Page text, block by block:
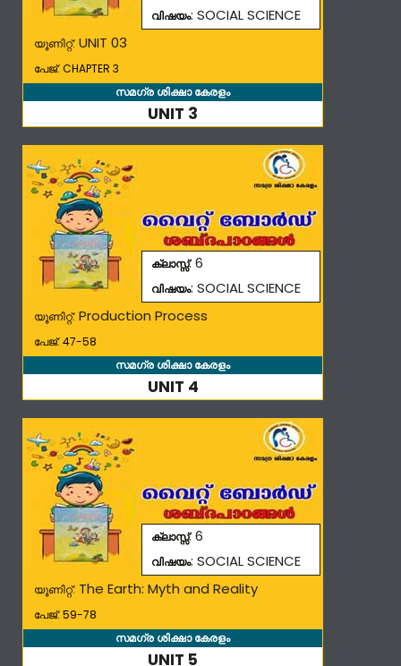
വിഷയം: SOCIAL SCIENCE
യൂണിറ്റ്: UNIT 03
പേജ്: CHAPTER 3
സമഗ്ര ശിക്ഷാ കേരളം
UNIT 3
ക്ലാസ്സ്: 6
വിഷയം: SOCIAL SCIENCE
യൂണിറ്റ്: Production Process
പേജ്: 47-58
സമഗ്ര ശിക്ഷാ കേരളം
UNIT 4
ക്ലാസ്സ്: 6
വിഷയം: SOCIAL SCIENCE
യൂണിറ്റ്: The Earth: Myth and Reality
പേജ്: 59-78
സമഗ്ര ശിക്ഷാ കേരളം
UNIT 5